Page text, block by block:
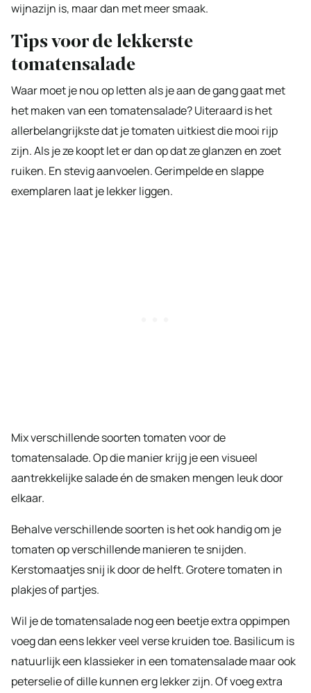
wijnazijn is, maar dan met meer smaak.
Tips voor de lekkerste
tomatensalade
Waar moet je nou op letten als je aan de gang gaat met
het maken van een tomatensalade? Uiteraard is het
allerbelangrijkste dat je tomaten uitkiest die mooi rijp
zijn. Als je ze koopt let er dan op dat ze glanzen en zoet
ruiken. En stevig aanvoelen. Gerimpelde en slappe
exemplaren laat je lekker liggen.
Mix verschillende soorten tomaten voor de
tomatensalade. Op die manier krijg je een visueel
aantrekkelijke salade én de smaken mengen leuk door
elkaar.
Behalve verschillende soorten is het ook handig om je
tomaten op verschillende manieren te snijden.
Kerstomaatjes snij ik door de helft. Grotere tomaten in
plakjes of partjes.
Wil je de tomatensalade nog een beetje extra oppimpen
voeg dan eens lekker veel verse kruiden toe. Basilicum is
natuurlijk een klassieker in een tomatensalade maar ook
peterselie of dille kunnen erg lekker zijn. Of voeg extra